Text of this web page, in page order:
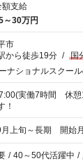
額支給
～30万円
市
から徒歩19分 / 国
ナショナルスクー
実働7時間 休
！
月上旬～長期 開始
/ 40～50代活躍中 /